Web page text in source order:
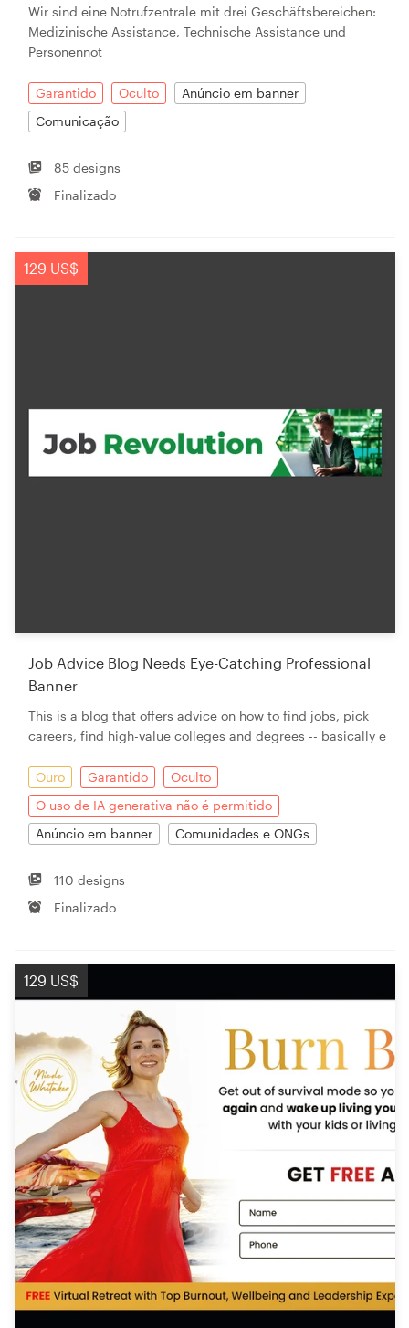
Wir sind eine Notrufzentrale mit drei Geschäftsbereichen:
Medizinische Assistance, Technische Assistance und
Personennot
Garantido Oculto
Anúncio em banner
Comunicação
85 designs
Finalizado
129 US$
Job Advice Blog Needs Eye-Catching Professional
Banner
This is a blog that offers advice on how to find jobs, pick
careers, find high-value colleges and degrees -- basically e
Ouro Garantido
Oculto
O uso de IA generativa não é permitido
Anúncio em banner
Comunidades e ONGs
110 designs
Finalizado
129 US$